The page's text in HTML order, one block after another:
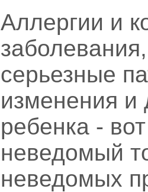
Аллергии и
серьезные
изменения и
ребенка -
неведомый
неведомых